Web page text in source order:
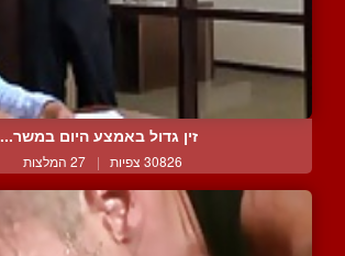
זין גדול באמצע היום במשר...
30826 צפיות | 27 המלצות